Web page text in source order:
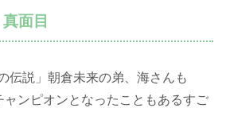
面目
伝説」朝倉未来の弟、海さんも
ャンピオンとなったこともあるすご